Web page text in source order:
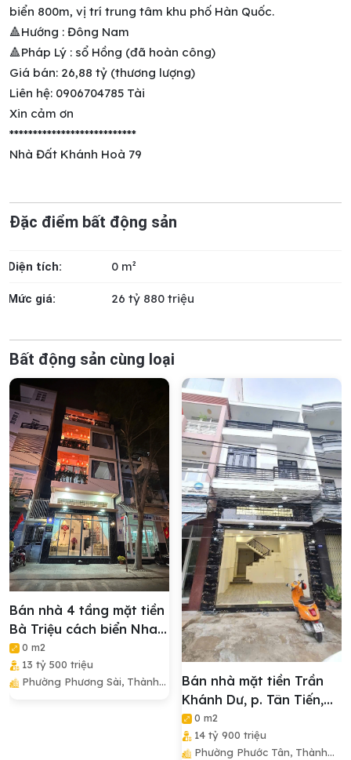
biển 800m, vị trí trung tâm khu phố Hàn Quốc.
🔺Hướng : Đông Nam
🔺Pháp Lý : sổ Hồng (đã hoàn công)
Giá bán: 26,88 tỷ (thương lượng)
Liên hệ: 0906704785 Tài
Xin cảm ơn
***************************
Nhà Đất Khánh Hoà 79
Đặc điểm bất động sản
Diện tích: 0 m²
Mức giá: 26 tỷ 880 triệu
Bất động sản cùng loại
Bán nhà 4 tầng mặt tiền
Bà Triệu cách biển Nha
Trang 999m
0 m2
13 tỷ 500 triệu
Phường Phương Sài, Thành
Bán nhà mặt tiền Trần
Khánh Dư, p. Tân Tiến,
tp. Nha Trang ngang
4,8m
0 m2
14 tỷ 900 triệu
Phường Phước Tân, Thành